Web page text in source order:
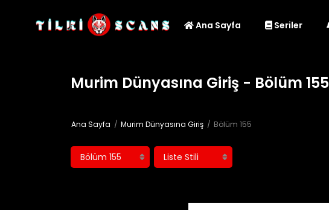
Ana Sayfa Seriler
Murim Dünyasına Giriş - Bölüm 155
Ana Sayfa Murim Dünyasına Giriş Bölüm 155